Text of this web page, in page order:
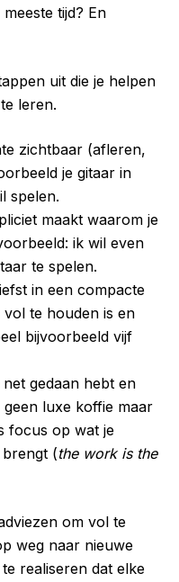
tijd? En
uit die je helpen
leren.
zichtbaar (afleren,
je gitaar in
spelen.
maakt waarom je
ik wil even
te spelen.
in een compacte
vol te houden is en
bijvoorbeeld vijf
gedaan hebt en
luxe koffie maar
focus op wat je
(the work is the
om vol te
weg naar nieuwe
realiseren dat elke